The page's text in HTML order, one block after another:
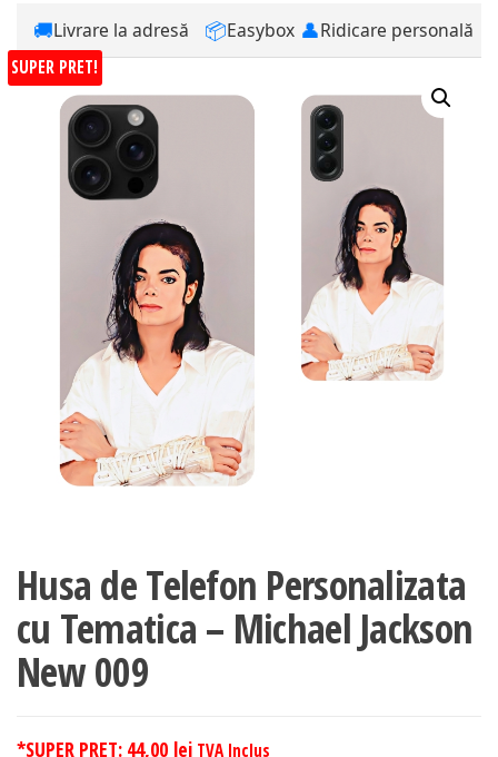
🚚Livrare la adresă 📦Easybox 👤Ridicare personală
SUPER PRET!
Husa de Telefon Personalizata
cu Tematica – Michael Jackson
New 009
*SUPER PRET: 44,00 lei TVA Inclus